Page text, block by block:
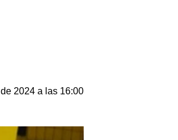
2024 a las 16:00